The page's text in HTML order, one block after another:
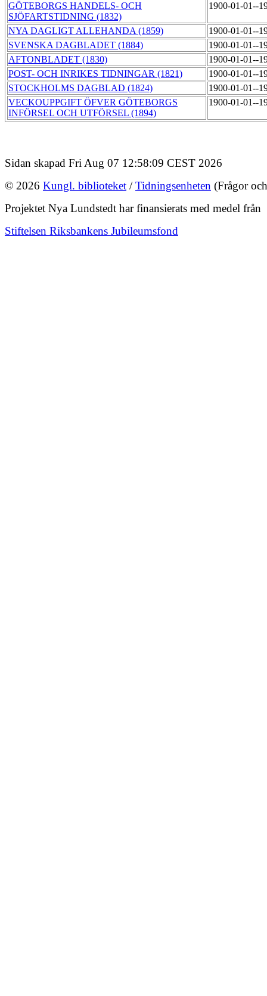
GÖTEBORGS HANDELS- OCH
SJÖFARTSTIDNING (1832)
1900-01-01--
NYA DAGLIGT ALLEHANDA (1859)
1900-01-01--
SVENSKA DAGBLADET (1884)
1900-01-01--
AFTONBLADET (1830)
1900-01-01--
POST- OCH INRIKES TIDNINGAR (1821)
1900-01-01--
STOCKHOLMS DAGBLAD (1824)
1900-01-01--
VECKOUPPGIFT ÖFVER GÖTEBORGS
INFÖRSEL OCH UTFÖRSEL (1894)
1900-01-01--
Sidan skapad Fri Aug 07 12:58:09 CEST 2026
© 2026 Kungl. biblioteket /Tidningsenheten (Frågor
Projektet Nya Lundstedt har finansierats med medel från
Stiftelsen Riksbankens Jubileumsfond